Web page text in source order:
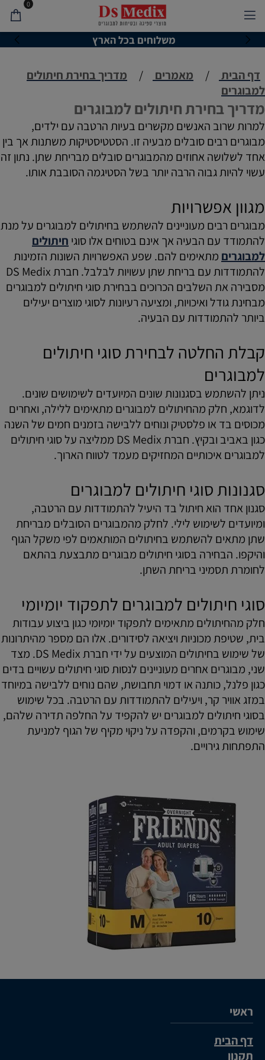
משלוחים בכל הארץ
0
דף הבית / מאמרים /
מדריך בחירת חיתולים
למבוגרים
מדריך בחירת חיתולים למבוגרים
למרות שרוב האנשים מקשרים בעיות הרטבה עם ילדים,
מבוגרים רבים סובלים מבעיה זו. הסטטיסטיקות משתנות אך בין
אחד לשלושה אחוזים מהמבוגרים סובלים מבריחת שתן. נתון זה
עשוי להיות גבוה הרבה יותר בשל הסטיגמה הסובבת אותו.
מגוון אפשרויות
מבוגרים רבים מעוניינים להשתמש בחיתולים למבוגרים על מנת
להתמודד עם הבעיה אך אינם בטוחים אלו סוגי חיתולים
למבוגרים מתאימים להם. שפע האפשרויות השונות הזמינות
להתמודדות עם בריחת שתן עשויות לבלבל. חברת DS Medix
מסבירה את השלבים הכרוכים בבחירת סוגי חיתולים למבוגרים
מבחינת גודל ואיכויות, ומציעה רעיונות לסוגי מוצרים יעילים
ביותר להתמודדות עם הבעיה.
קבלת החלטה לבחירת סוגי חיתולים
למבוגרים
ניתן להשתמש בסגנונות שונים המיועדים לשימושים שונים.
לדוגמא, חלק מהחיתולים למבוגרים מתאימים ללילה, ואחרים
מכוסים בד או פלסטיק ונוחים ללבישה בזמנים חמים של השנה
כגון באביב ובקיץ. חברת DS Medix ממליצה על סוגי חיתולים
למבוגרים איכותיים המחזיקים מעמד לטווח הארוך.
סגנונות סוגי חיתולים למבוגרים
סגנון אחד הוא חיתול בד היעיל להתמודדות עם הרטבה,
ומיועדים לשימוש לילי. לחלק מהמבוגרים הסובלים מבריחת
שתן מתאים להשתמש בחיתולים המותאמים לפי משקל הגוף
והיקפו. הבחירה בסוגי חיתולים מבוגרים מתבצעת בהתאם
לחומרת תסמיני בריחת השתן.
סוגי חיתולים למבוגרים לתפקוד יומיומי
חלק מהחיתולים מתאימים לתפקוד יומיומי כגון ביצוע עבודות
בית, שטיפת מכוניות ויציאה לסידורים. אלו הם מספר מהיתרונות
של שימוש בחיתולים המוצעים על ידי חברת DS Medix. מצד
שני, מבוגרים אחרים מעוניינים לנסות סוגי חיתולים עשויים בדים
כגון פלנל, כותנה או דמוי תחבושת, שהם נוחים ללבישה במיוחד
במזג אוויר קר, ויעילים להתמודדות עם הרטבה. בכל שימוש
בסוגי חיתולים למבוגרים יש להקפיד על החלפה תדירה שלהם,
שימוש בקרמים, והקפדה על ניקוי מקיף של הגוף למניעת
התפתחות גירויים.
ראשי
דף הבית
תקנון